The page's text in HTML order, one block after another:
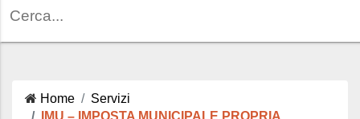
Home
Servizi
IMU – IMPOSTA MUNICIPALE PROPRIA